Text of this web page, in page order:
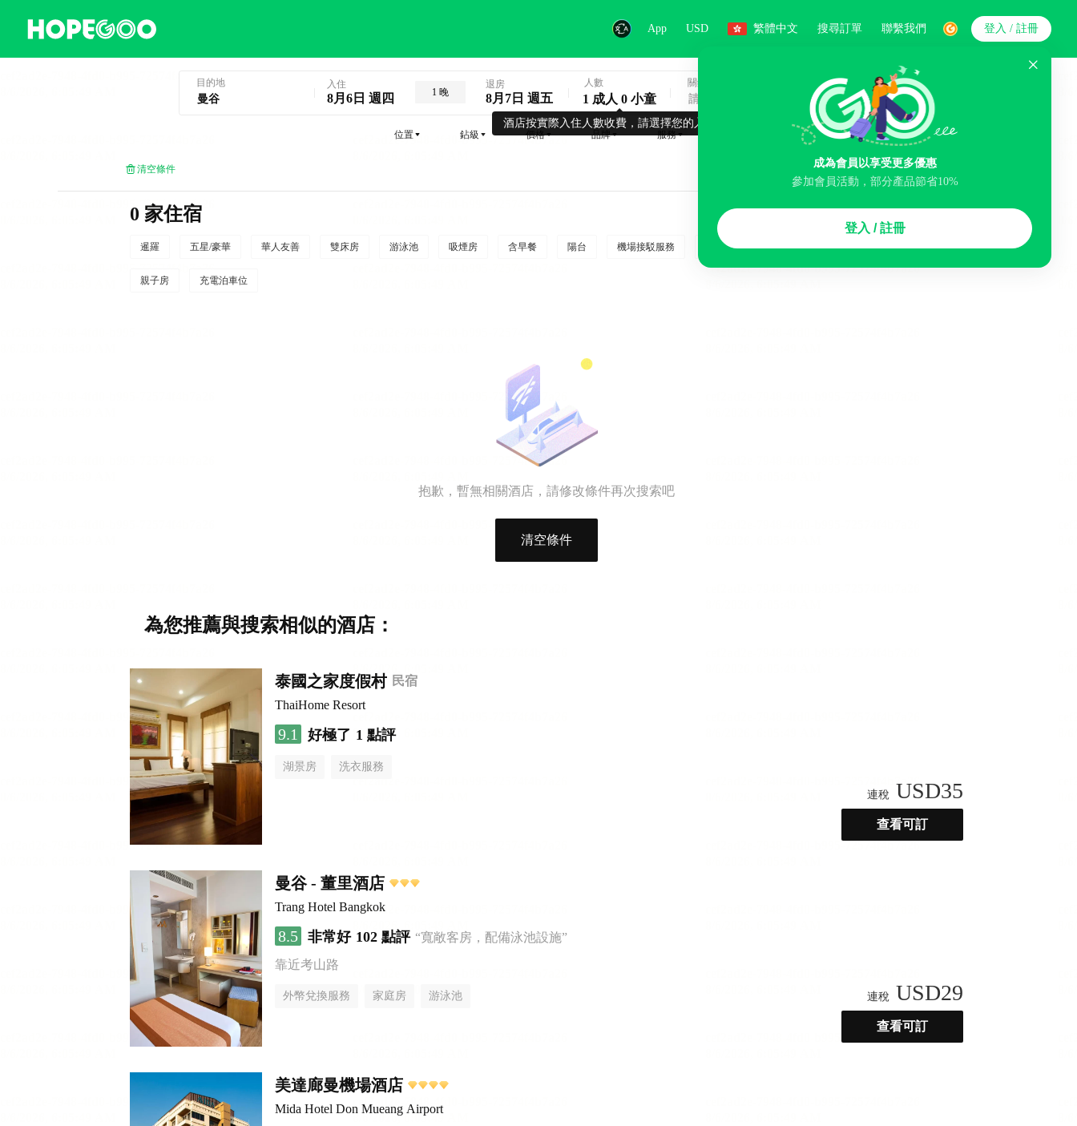
App USD 繁體中文 搜尋訂單 聯繫我們
成為會員以享受更多優惠
參加會員活動，部分產品節省10%
登入 / 註冊
登入 / 註冊
目的地 入住
8月6日 週四 1 晚
退房
8月7日 週五
酒店按實際入住人數收費，請選擇您的入住人數
人數
1 成人 0 小童
關鍵字
搜索
位置 鉆級 價格 品牌 服務
清空條件
0 家住宿
暹羅 五星/豪華 華人友善 雙床房 游泳池 吸煙房 含早餐 陽台 機場接駁服務 吸煙區 免費取消 民宿 泊車場
親子房 充電泊車位
抱歉，暫無相關酒店，請修改條件再次搜索吧
清空條件
為您推薦與搜索相似的酒店：
泰國之家度假村 民宿
ThaiHome Resort
9.1 好極了 1 點評
湖景房 洗衣服務
連稅 USD35
查看可訂
曼谷 - 董里酒店
Trang Hotel Bangkok
8.5 非常好 102 點評 “寬敞客房，配備泳池設施”
靠近考山路
外幣兌換服務 家庭房 游泳池 連稅 USD29
查看可訂
美達廊曼機場酒店
Mida Hotel Don Mueang Airport